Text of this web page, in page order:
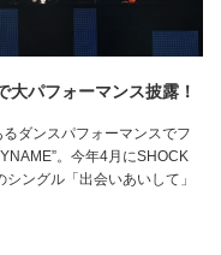
パフォーマンス披露！
ダンスパフォーマンスでフ
。今年4月にSHOCK
ングル「出会いあいして」